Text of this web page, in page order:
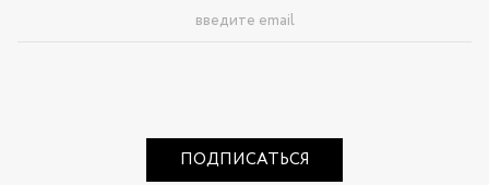
ПОДПИСАТЬСЯ